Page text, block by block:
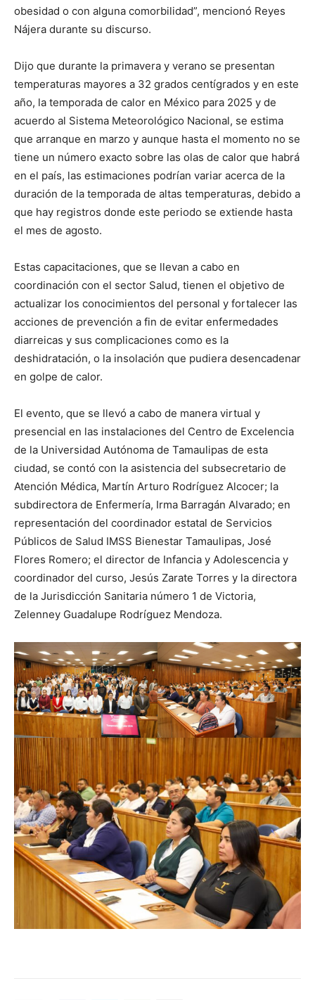
obesidad o con alguna comorbilidad”, mencionó Reyes
Nájera durante su discurso.
Dijo que durante la primavera y verano se presentan
temperaturas mayores a 32 grados centígrados y en este
año, la temporada de calor en México para 2025 y de
acuerdo al Sistema Meteorológico Nacional, se estima
que arranque en marzo y aunque hasta el momento no se
tiene un número exacto sobre las olas de calor que habrá
en el país, las estimaciones podrían variar acerca de la
duración de la temporada de altas temperaturas, debido a
que hay registros donde este periodo se extiende hasta
el mes de agosto.
Estas capacitaciones, que se llevan a cabo en
coordinación con el sector Salud, tienen el objetivo de
actualizar los conocimientos del personal y fortalecer las
acciones de prevención a fin de evitar enfermedades
diarreicas y sus complicaciones como es la
deshidratación, o la insolación que pudiera desencadenar
en golpe de calor.
El evento, que se llevó a cabo de manera virtual y
presencial en las instalaciones del Centro de Excelencia
de la Universidad Autónoma de Tamaulipas de esta
ciudad, se contó con la asistencia del subsecretario de
Atención Médica, Martín Arturo Rodríguez Alcocer; la
subdirectora de Enfermería, Irma Barragán Alvarado; en
representación del coordinador estatal de Servicios
Públicos de Salud IMSS Bienestar Tamaulipas, José
Flores Romero; el director de Infancia y Adolescencia y
coordinador del curso, Jesús Zarate Torres y la directora
de la Jurisdicción Sanitaria número 1 de Victoria,
Zelenney Guadalupe Rodríguez Mendoza.